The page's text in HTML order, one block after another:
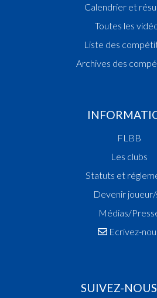
Calendrier et
Toutes les
Liste des
Archives des
FLBB
Les clubs
Statuts et
Devenir
Médias/
Ecrivez-
SUIVEZ-